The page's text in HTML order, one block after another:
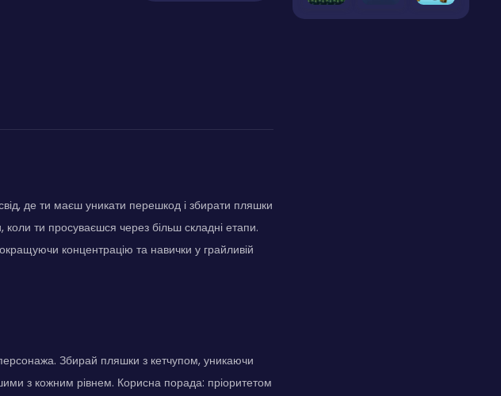
де ти маєш уникати перешкод і збирати пляшки
ти просуваєшся через більш складні етапи.
концентрацію та навички у грайливій
Збирай пляшки з кетчупом, уникаючи
з кожним рівнем. Корисна порада: пріоритетом